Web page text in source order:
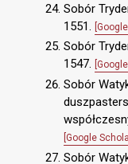
Sobór
1551.
Sobór
1547.
Sobór
[Google
Sobór